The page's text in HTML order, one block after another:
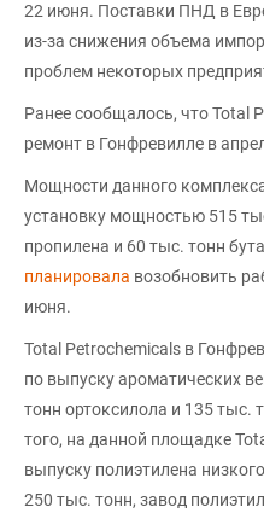
22 июня. Поставки ПНД в
из-за снижения объема
проблем некоторых
Ранее сообщалось, что Total
ремонт в Гонфревилле в
Мощности данного
установку мощностью 515
пропилена и 60 тыс. тонн
планировала возобновить
июня.
Total Petrochemicals в
по выпуску ароматических
тонн ортоксилола и 135 тыс.
того, на данной площадке
выпуску полиэтилена
250 тыс. тонн, завод